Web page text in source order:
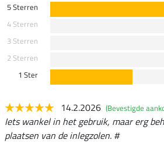
5 Sterren
4 Sterren
3 Sterren
2 Sterren
1 Ster
14.2.2026 (Bevestigde
Iets wankel in het gebruik, maar erg
plaatsen van de inlegzolen. #